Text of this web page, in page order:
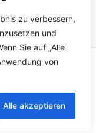
zu verbessern,
und
Sie auf „Alle
von
Alle akzeptieren